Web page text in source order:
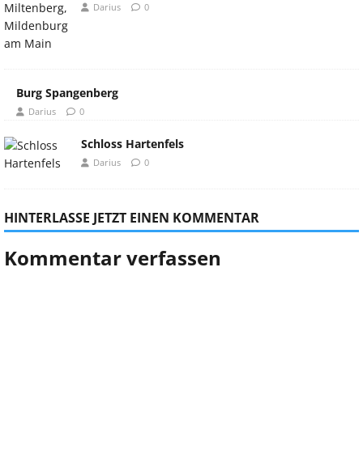
Darius 0
Burg Spangenberg
Darius 0
Schloss Hartenfels
Darius 0
HINTERLASSE JETZT EINEN KOMMENTAR
Kommentar verfassen